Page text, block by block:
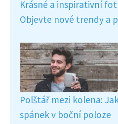
Krásné a inspirativní
Objevte nové trendy a
Polštář mezi kolena:
spánek v boční poloze